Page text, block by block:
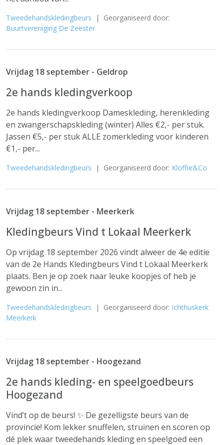
Tweedehandskledingbeurs | Georganiseerd door:
Buurtvereniging De Zeester
Vrijdag 18 september - Geldrop
2e hands kledingverkoop
2e hands kledingverkoop Dameskleding, herenkleding
en zwangerschapskleding (winter) Alles €2,- per stuk.
Jassen €5,- per stuk ALLE zomerkleding voor kinderen
€1,- per...
Tweedehandskledingbeurs | Georganiseerd door: Kloffie&Co
Vrijdag 18 september - Meerkerk
Kledingbeurs Vind t Lokaal Meerkerk
Op vrijdag 18 september 2026 vindt alweer de 4e editie
van de 2e Hands Kledingbeurs Vind t Lokaal Meerkerk
plaats. Ben je op zoek naar leuke koopjes of heb je
gewoon zin in...
Tweedehandskledingbeurs | Georganiseerd door: Ichthuskerk
Meerkerk
Vrijdag 18 september - Hoogezand
2e hands kleding- en speelgoedbeurs
Hoogezand
Vind’t op de beurs! ✨ De gezelligste beurs van de
provincie! Kom lekker snuffelen, struinen en scoren op
dé plek waar tweedehands kleding en speelgoed een